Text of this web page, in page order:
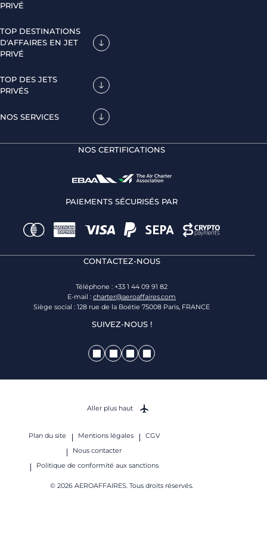
PRIVÉ
TOP DESTINATIONS
D'AFFAIRES EN JET
PRIVÉ
TOP DES JETS
PRIVÉS
NOS SERVICES
NOS CERTIFICATIONS
PAIEMENTS SÉCURISÉS PAR
CONTACTEZ-NOUS
Téléphone : +33 1 44 09 91 82
E-mail : charter@aeroaffaires.com
Siège social : 128 rue de la Boétie 75008 Paris, FRANCE
SUIVEZ-NOUS !
Plan du site Mentions légales
CGV
Nous contacter
Politique de conformité aux sanctions
© 2026 AEROAFFAIRES. Tous droits réservés.
Aller plus haut